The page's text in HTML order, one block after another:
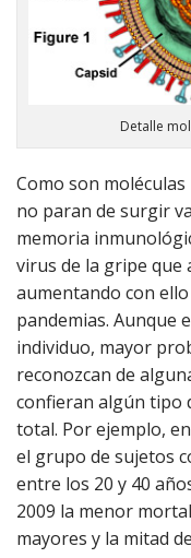
Detalle
Como son
no paran de surgir
memoria
virus de la gripe que
aumentando con
pandemias. Aunque
individuo, mayor
reconozcan de
confieran algún tipo
total. Por ejemplo,
el grupo de sujetos
entre los 20 y 40
2009 la menor
mayores y la mitad